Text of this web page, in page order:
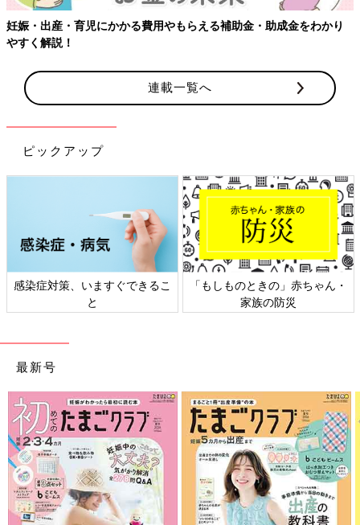
妊娠・出産・育児にかかる費用やもらえる補助金・助成金をわかり
やすく解説！
連載一覧へ
ピックアップ
感染症対策、いますぐできるこ
と
「もしものときの」赤ちゃん・
家族の防災
最新号